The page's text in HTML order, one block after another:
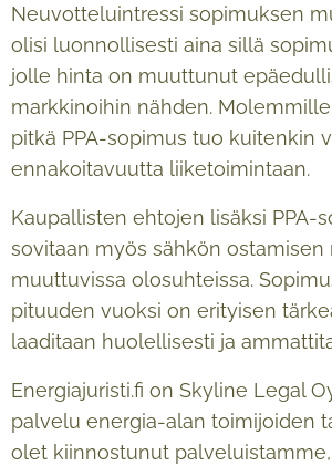
Neuvotteluintressi sopimuksen
olisi luonnollisesti aina sillä
jolle hinta on muuttunut
markkinoihin nähden.
pitkä PPA-sopimus tuo kuitenkin
ennakoitavuutta liiketoimintaan.
Kaupallisten ehtojen lisäksi PPA-
sovitaan myös sähkön ostamisen
muuttuvissa olosuhteissa.
pituuden vuoksi on erityisen
laaditaan huolellisesti ja
Energiajuristi.fi on Skyline Legal
palvelu energia-alan toimijoiden
olet kiinnostunut